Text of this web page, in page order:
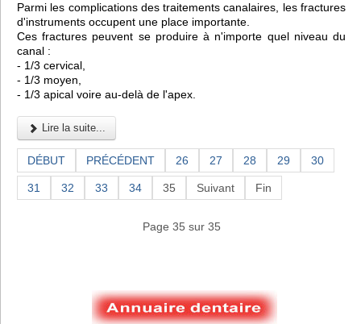
Parmi les complications des traitements canalaires, les fractures
d'instruments occupent une place importante.
Ces fractures peuvent se produire à n'importe quel niveau du
canal :
- 1/3 cervical,
- 1/3 moyen,
- 1/3 apical voire au-delà de l'apex.
Lire la suite...
DÉBUT PRÉCÉDENT 26 27 28 29 30
31 32 33 34 35 Suivant Fin
Page 35 sur 35